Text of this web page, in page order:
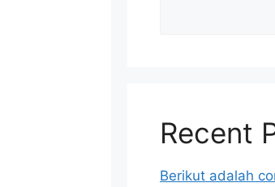
Recent
Berikut adalah